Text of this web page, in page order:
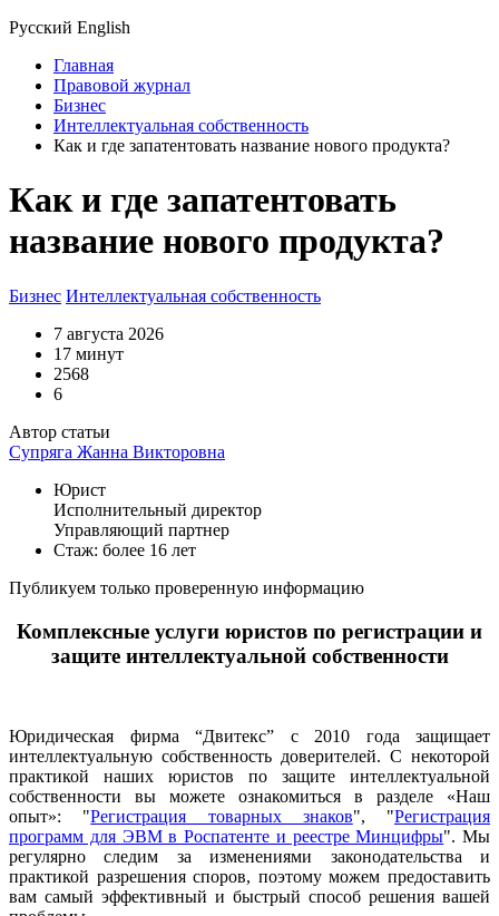
Русский English
Главная
Правовой журнал
Бизнес
Интеллектуальная собственность
Как и где запатентовать название нового продукта?
Как и где запатентовать
название нового продукта?
Бизнес Интеллектуальная собственность
7 августа 2026
17 минут
2568
6
Автор статьи
Супряга Жанна Викторовна
Юрист
Исполнительный директор
Управляющий партнер
Стаж: более 16 лет
Публикуем только проверенную информацию
Комплексные услуги юристов по регистрации и
защите интеллектуальной собственности
Юридическая фирма “Двитекс” с 2010 года защищает
интеллектуальную собственность доверителей. С некоторой
практикой наших юристов по защите интеллектуальной
собственности вы можете ознакомиться в разделе «Наш
опыт»: "Регистрация товарных знаков", "Регистрация
программ для ЭВМ в Роспатенте и реестре Минцифры". Мы
регулярно следим за изменениями законодательства и
практикой разрешения споров, поэтому можем предоставить
вам самый эффективный и быстрый способ решения вашей